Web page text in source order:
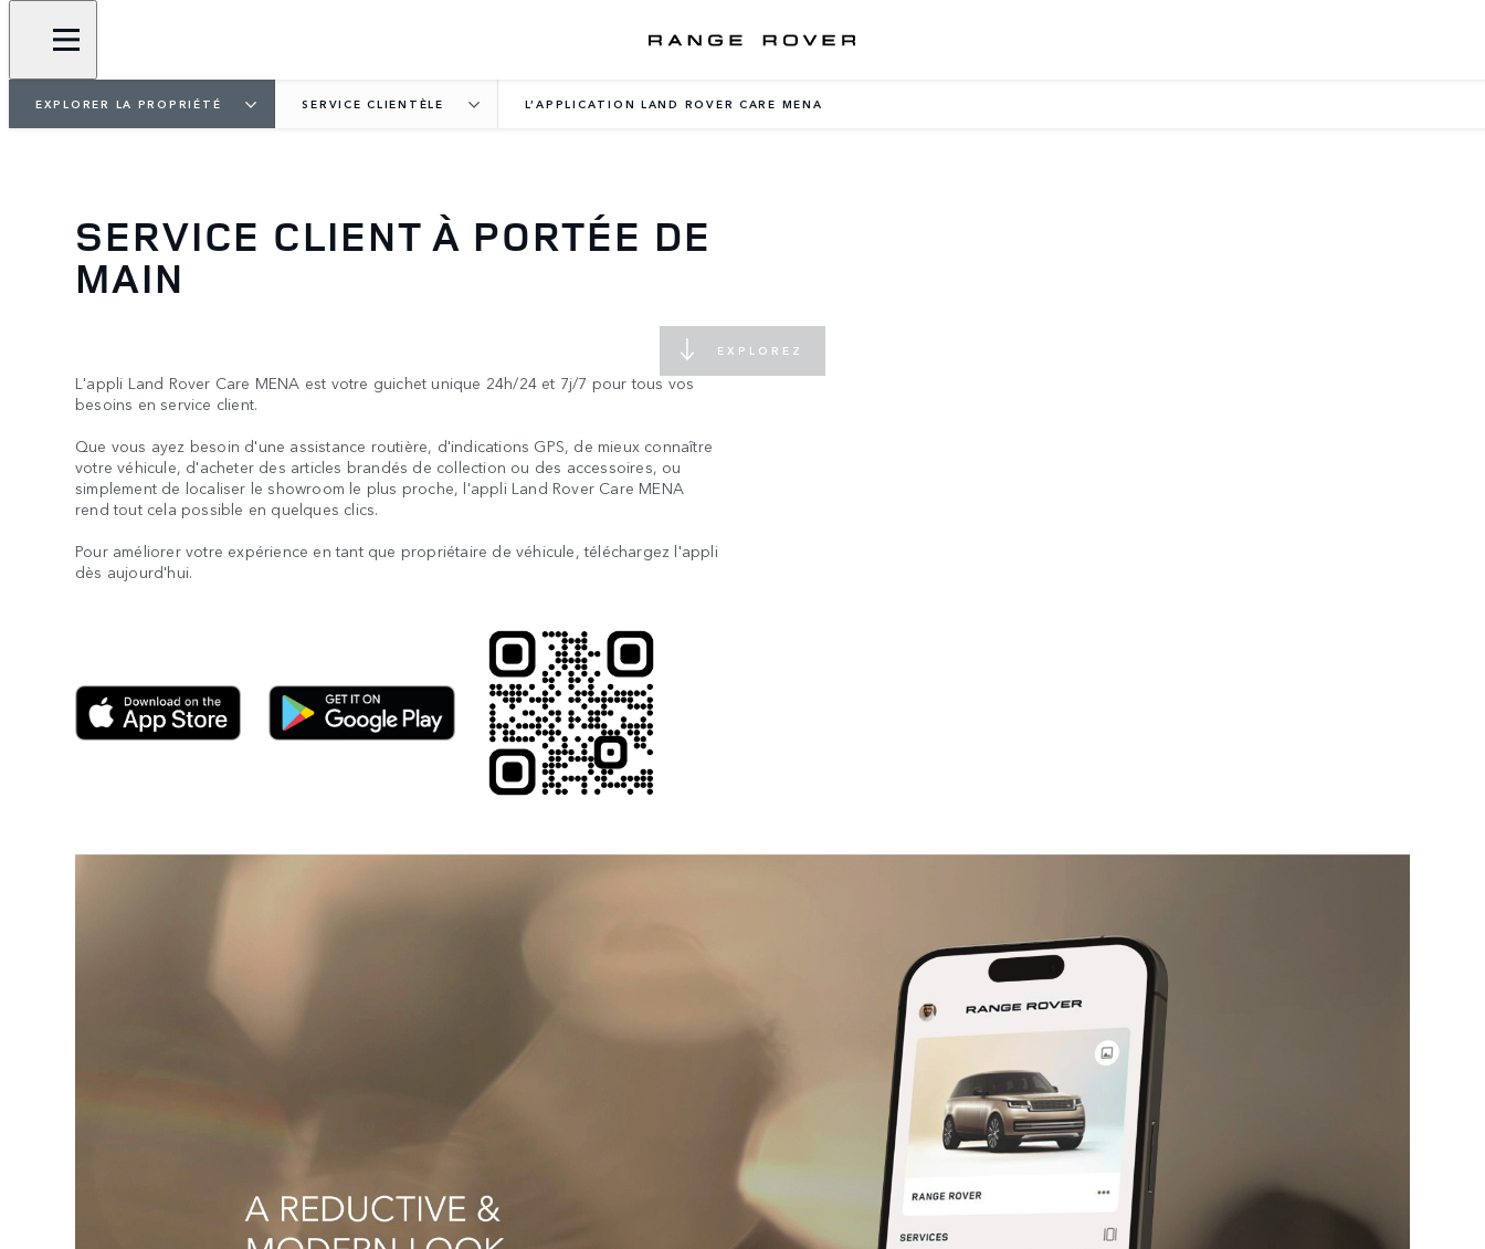
EXPLORER LA PROPRIÉTÉ SERVICE CLIENTÈLE L’APPLICATION LAND ROVER CARE MENA
EXPLOREZ
SERVICE CLIENT À PORTÉE DE
MAIN
L'appli Land Rover Care MENA est votre guichet unique 24h/24 et 7j/7 pour tous vos
besoins en service client.
Que vous ayez besoin d'une assistance routière, d'indications GPS, de mieux connaître
votre véhicule, d'acheter des articles brandés de collection ou des accessoires, ou
simplement de localiser le showroom le plus proche, l'appli Land Rover Care MENA
rend tout cela possible en quelques clics.
Pour améliorer votre expérience en tant que propriétaire de véhicule, téléchargez l'appli
dès aujourd'hui.